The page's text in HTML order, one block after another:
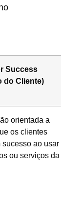
Success
do Cliente)
orientada a
os clientes
sucesso ao usar
ou serviços da